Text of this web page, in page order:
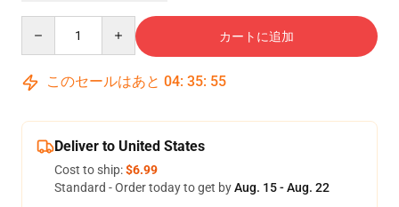
カートに追加
このセールはあと 04: 35: 54
Deliver to United States
Cost to ship:$6.99
Standard - Order today to get byAug. 15 - Aug. 22